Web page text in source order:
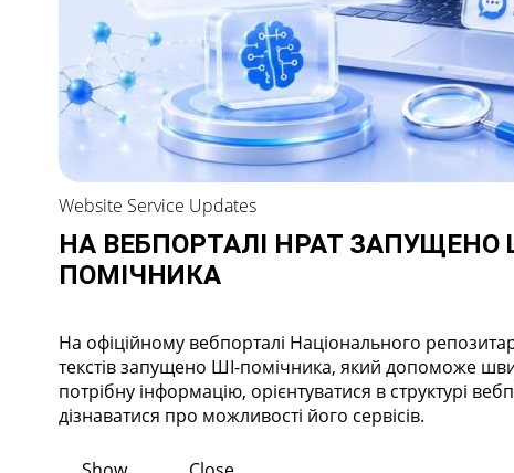
Website Service Updates
НА ВЕБПОРТАЛІ НРАТ ЗАПУЩЕНО
ПОМІЧНИКА
На офіційному вебпорталі Національного
текстів запущено ШІ-помічника, який допоможе
потрібну інформацію, орієнтуватися в структурі
дізнаватися про можливості його сервісів.